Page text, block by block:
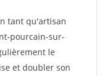
tant qu'artisan
pourcain-sur-
le
et doubler son